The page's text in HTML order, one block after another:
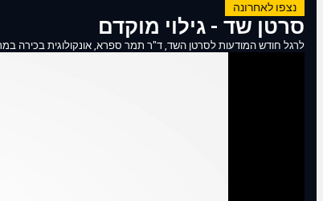
נצפו לאחרונה
סרטן שד - גילוי מוקדם
לרגל חודש המודעות לסרטן השד, ד"ר תמר ספרא, אונקולוגית בכירה